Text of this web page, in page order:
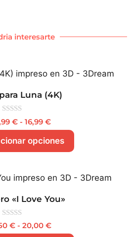
interesarte
Luna (4K)
0
d
5
€ - 16,99 €
opciones
«I Love You»
0
d € - 20,00 €